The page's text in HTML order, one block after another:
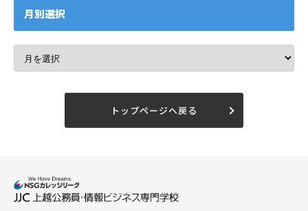
月別選択
トップページへ戻る